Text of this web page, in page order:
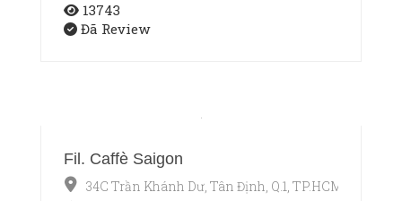
13743
Đã Review
Fil. Caffè Saigon
34C Trần Khánh Dư, Tân Định, Q.1, TP.HCM